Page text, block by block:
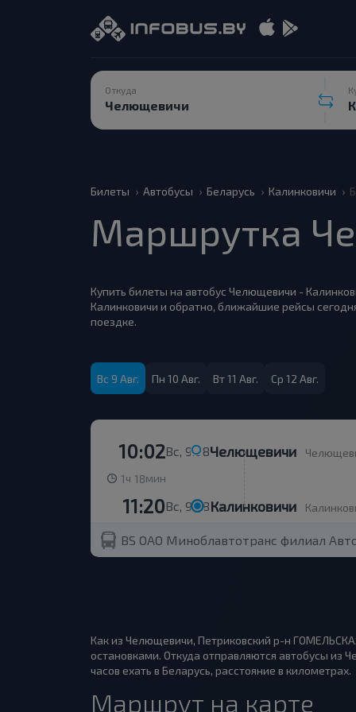
Откуда
Билеты Автобусы Беларусь Калинковичи
Маршрутка
Купить билеты на автобус Челющевичи -
Калинковичи и обратно, ближайшие рейсы
поездке.
Вс 9 Авг. Пн 10 Авг. Вт 11 Авг. Ср 12 Авг.
Вс, 9.08
10:02 Челющевичи
1ч 18мин
Вс, 9.08
11:20 Калинковичи
BS ОАО Миноблавтотранс филиал
Как из Челющевичи, Петриковский р-н
остановками. Откуда отправляются автобусы из
часов ехать в Беларусь, расстояние в километрах.
Маршрут на карте